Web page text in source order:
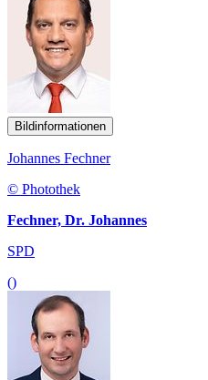
Bildinformationen
Johannes Fechner
© Photothek
Fechner, Dr. Johannes
SPD
()